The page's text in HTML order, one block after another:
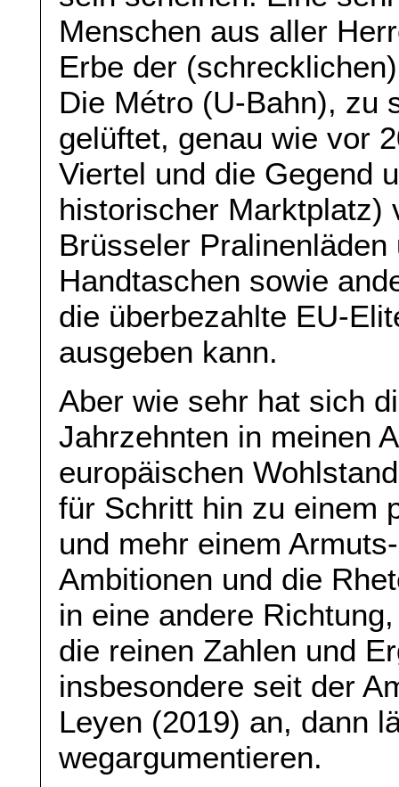
Menschen aus aller
Erbe der
Die Métro (U-Bahn), zu
gelüftet, genau wie vor
Viertel und die Gegend
historischer Marktplatz)
Brüsseler
Handtaschen sowie
die überbezahlte EU-
ausgeben kann.
Aber wie sehr hat sich
Jahrzehnten in meinen
europäischen
für Schritt hin zu einem
und mehr einem
Ambitionen und die
in eine andere
die reinen Zahlen und
insbesondere seit der
Leyen (2019) an, dann
wegargumentieren.